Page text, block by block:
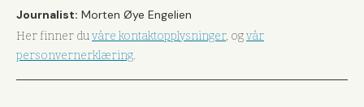
Journalist: Morten Øye Engelien
Her finner duvåre kontaktopplysninger, ogvår
personvernerklæring.